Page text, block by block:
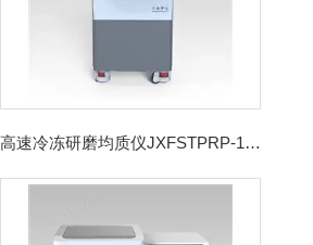
高速冷冻研磨均质仪JXFSTPRP-192CL